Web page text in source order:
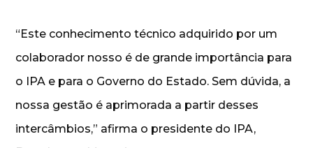
“Este conhecimento técnico adquirido por um
colaborador nosso é de grande importância para
o IPA e para o Governo do Estado. Sem dúvida, a
nossa gestão é aprimorada a partir desses
intercâmbios,” afirma o presidente do IPA,